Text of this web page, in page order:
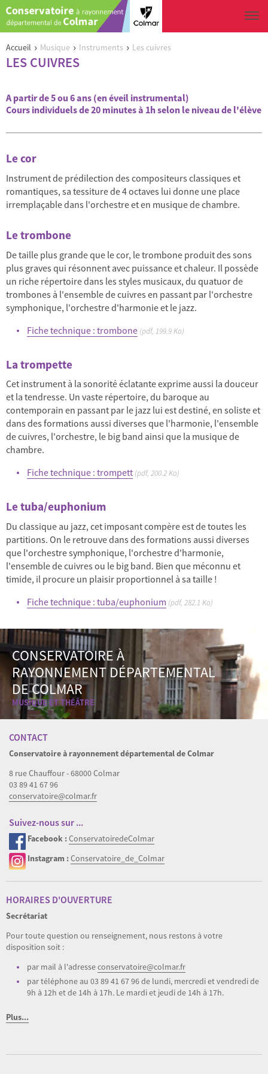
Aller au contenu principal
Vous êtes ici
Accueil › Musique › Instruments › Les cuivres
LES CUIVRES
A partir de 5 ou 6 ans (en éveil instrumental)
Cours individuels de 20 minutes à 1h selon le niveau de l'élève
Le cor
Instrument de prédilection des compositeurs classiques et
romantiques, sa tessiture de 4 octaves lui donne une place
irremplaçable dans l'orchestre et en musique de chambre.
Le trombone
De taille plus grande que le cor, le trombone produit des sons
plus graves qui résonnent avec puissance et chaleur. Il possède
un riche répertoire dans les styles musicaux, du quatuor de
trombones à l'ensemble de cuivres en passant par l'orchestre
symphonique, l'orchestre d'harmonie et le jazz.
Fiche technique : trombone (pdf, 199.9 Ko)
La trompette
Cet instrument à la sonorité éclatante exprime aussi la douceur
et la tendresse. Un vaste répertoire, du baroque au
contemporain en passant par le jazz lui est destiné, en soliste et
dans des formations aussi diverses que l'harmonie, l'ensemble
de cuivres, l'orchestre, le big band ainsi que la musique de
chambre.
Fiche technique : trompett (pdf, 200.2 Ko)
Le tuba/euphonium
Du classique au jazz, cet imposant compère est de toutes les
partitions. On le retrouve dans des formations aussi diverses
que l'orchestre symphonique, l'orchestre d'harmonie,
l'ensemble de cuivres ou le big band. Bien que méconnu et
timide, il procure un plaisir proportionnel à sa taille !
Fiche technique : tuba/euphonium (pdf, 282.1 Ko)
CONSERVATOIRE À
RAYONNEMENT DÉPARTEMENTAL
DE COLMAR
MUSIQUE ET THÉÂTRE
CONTACT
Conservatoire à rayonnement départemental de Colmar
8 rue Chauffour - 68000 Colmar
03 89 41 67 96
conservatoire@colmar.fr
Suivez-nous sur ...
Facebook :ConservatoiredeColmar
Instagram :Conservatoire_de_Colmar
HORAIRES D'OUVERTURE
Secrétariat
Pour toute question ou renseignement, nous restons à votre
disposition soit :
par mail à l'adresseconservatoire@colmar.fr
par téléphone au 03 89 41 67 96 de lundi, mercredi et vendredi de
9h à 12h et de 14h à 17h. Le mardi et jeudi de 14h à 17h.
Plus...